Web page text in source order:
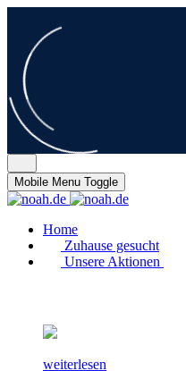
Mobile Menu Toggle
Home
Zuhause gesucht
Unsere Aktionen
weiterlesen